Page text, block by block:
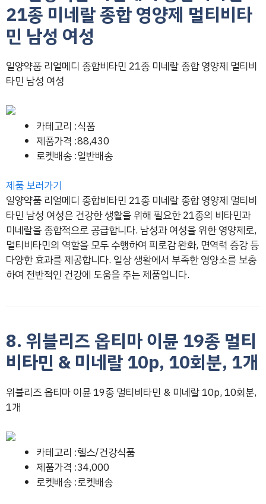
21종 미네랄 종합 영양제 멀티비타
민 남성 여성
일양약품 리얼메디 종합비타민 21종 미네랄 종합 영양제 멀티비
타민 남성 여성
카테고리 :식품
제품가격 :88,430
로켓배송 :일반배송
제품 보러가기
일양약품 리얼메디 종합비타민 21종 미네랄 종합 영양제 멀티비
타민 남성 여성은 건강한 생활을 위해 필요한 21종의 비타민과
미네랄을 종합적으로 공급합니다. 남성과 여성을 위한 영양제로,
멀티비타민의 역할을 모두 수행하여 피로감 완화, 면역력 증강 등
다양한 효과를 제공합니다. 일상 생활에서 부족한 영양소를 보충
하여 전반적인 건강에 도움을 주는 제품입니다.
8. 위블리즈 옵티마 이뮨 19종 멀티
비타민 & 미네랄 10p, 10회분, 1개
위블리즈 옵티마 이뮨 19종 멀티비타민 & 미네랄 10p, 10회분,
1개
카테고리 :헬스/건강식품
제품가격 :34,000
로켓배송 :로켓배송